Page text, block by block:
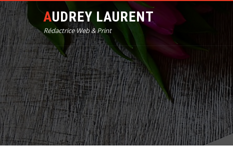
AUDREY LAURENT
Rédactrice Web & Print